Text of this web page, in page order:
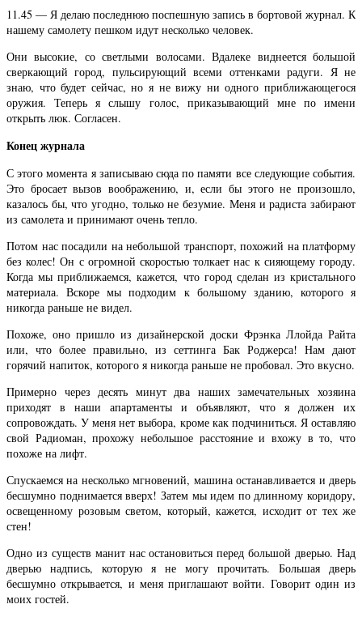
11.45 — Я делаю последнюю поспешную запись в бортовой журнал. К
нашему самолету пешком идут несколько человек.
Они высокие, со светлыми волосами. Вдалеке виднеется большой
сверкающий город, пульсирующий всеми оттенками радуги. Я не
знаю, что будет сейчас, но я не вижу ни одного приближающегося
оружия. Теперь я слышу голос, приказывающий мне по имени
открыть люк. Согласен.
Конец журнала
С этого момента я записываю сюда по памяти все следующие события.
Это бросает вызов воображению, и, если бы этого не произошло,
казалось бы, что угодно, только не безумие. Меня и радиста забирают
из самолета и принимают очень тепло.
Потом нас посадили на небольшой транспорт, похожий на платформу
без колес! Он с огромной скоростью толкает нас к сияющему городу.
Когда мы приближаемся, кажется, что город сделан из кристального
материала. Вскоре мы подходим к большому зданию, которого я
никогда раньше не видел.
Похоже, оно пришло из дизайнерской доски Фрэнка Ллойда Райта
или, что более правильно, из сеттинга Бак Роджерса! Нам дают
горячий напиток, которого я никогда раньше не пробовал. Это вкусно.
Примерно через десять минут два наших замечательных хозяина
приходят в наши апартаменты и объявляют, что я должен их
сопровождать. У меня нет выбора, кроме как подчиниться. Я оставляю
свой Радиоман, прохожу небольшое расстояние и вхожу в то, что
похоже на лифт.
Спускаемся на несколько мгновений, машина останавливается и дверь
бесшумно поднимается вверх! Затем мы идем по длинному коридору,
освещенному розовым светом, который, кажется, исходит от тех же
стен!
Одно из существ манит нас остановиться перед большой дверью. Над
дверью надпись, которую я не могу прочитать. Большая дверь
бесшумно открывается, и меня приглашают войти. Говорит один из
моих гостей.